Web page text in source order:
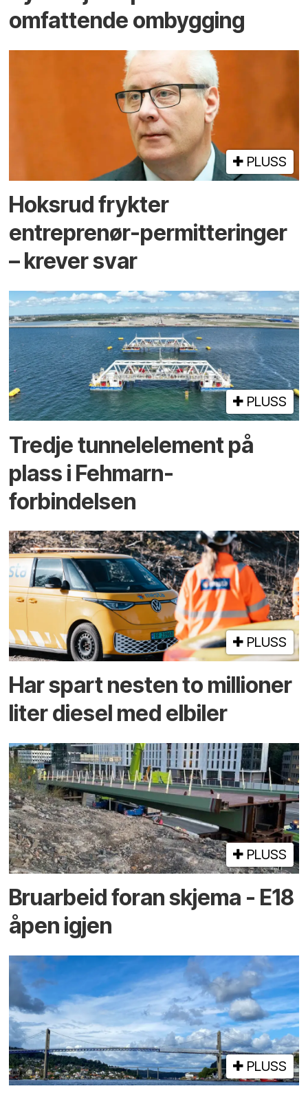
omfattende ombygging
PLUSS
Hoksrud frykter
entreprenør-permitteringer
– krever svar
PLUSS
Tredje tunnel­element på
plass i Fehmarn-
forbindelsen
PLUSS
Har spart nesten to millioner
liter diesel med elbiler
PLUSS
Bruarbeid foran skjema - E18
åpen igjen
PLUSS